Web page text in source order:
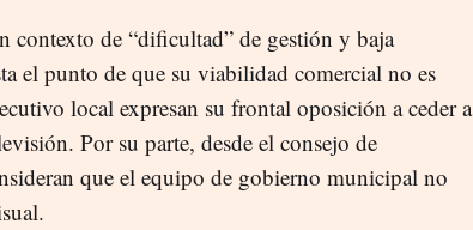
contexto de “dificultad” de gestión y baja
el punto de que su viabilidad comercial no es
local expresan su frontal oposición a ceder a
Por su parte, desde el consejo de
que el equipo de gobierno municipal no